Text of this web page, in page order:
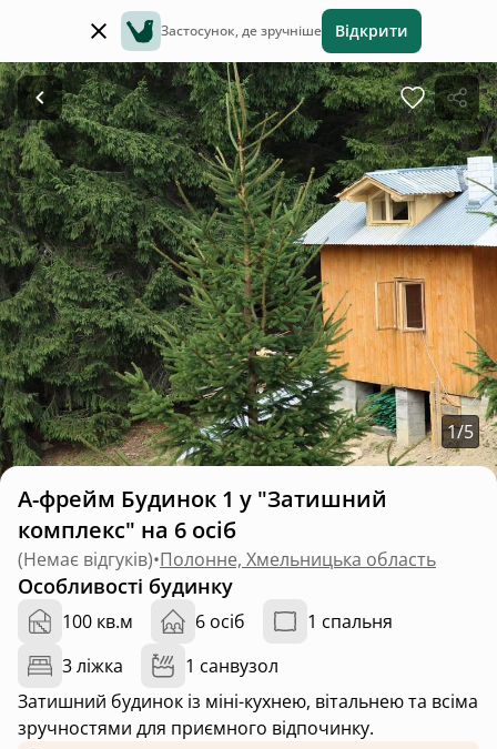
Застосунок, де зручніше Відкрити
1/5
А-фрейм Будинок 1 у "Затишний
комплекс" на 6 осіб
(Немає відгуків)•Полонне, Хмельницька область
Особливості будинку
100 кв.м 6 осіб
1 спальня
3 ліжка
1 санвузол
Затишний будинок із міні-кухнею, вітальнею та всіма
зручностями для приємного відпочинку.